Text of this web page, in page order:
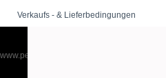
Verkaufs - & Lieferbedingungen
www.peppershop.com